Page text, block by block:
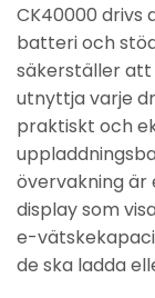
CK40000 drivs
batteri och
säkerställer
utnyttja varje
praktiskt och
övervakning är
display som
e-
de ska ladda